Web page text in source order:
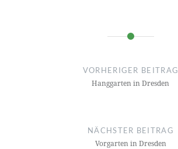
Beitragsnavigation
VORHERIGER BEITRAG
Hanggarten in Dresden
NÄCHSTER BEITRAG
Vorgarten in Dresden